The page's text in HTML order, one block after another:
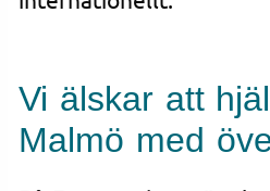
Vi älskar att
Malmö med